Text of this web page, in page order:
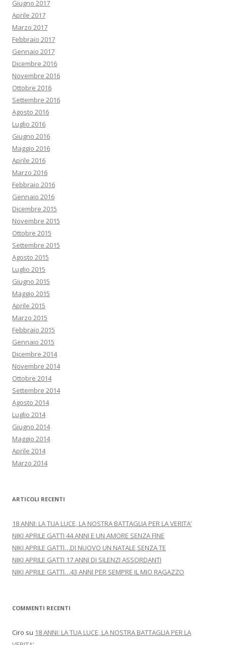
Giugno 2017
Aprile 2017
Marzo 2017
Febbraio 2017
Gennaio 2017
Dicembre 2016
Novembre 2016
Ottobre 2016
Settembre 2016
Agosto 2016
Luglio 2016
Giugno 2016
Maggio 2016
Aprile 2016
Marzo 2016
Febbraio 2016
Gennaio 2016
Dicembre 2015
Novembre 2015
Ottobre 2015
Settembre 2015
Agosto 2015
Luglio 2015
Giugno 2015
Maggio 2015
Aprile 2015
Marzo 2015
Febbraio 2015
Gennaio 2015
Dicembre 2014
Novembre 2014
Ottobre 2014
Settembre 2014
Agosto 2014
Luglio 2014
Giugno 2014
Maggio 2014
Aprile 2014
Marzo 2014
ARTICOLI RECENTI
18 ANNI: LA TUA LUCE, LA NOSTRA BATTAGLIA PER LA VERITA’
NIKI APRILE GATTI 44 ANNI E UN AMORE SENZA FINE
NIKI APRILE GATTI…DI NUOVO UN NATALE SENZA TE
NIKI APRILE GATTI 17 ANNI DI SILENZI ASSORDANTI
NIKI APRILE GATTI…43 ANNI PER SEMPRE IL MIO RAGAZZO
COMMENTI RECENTI
Ciro su 18 ANNI: LA TUA LUCE, LA NOSTRA BATTAGLIA PER LA